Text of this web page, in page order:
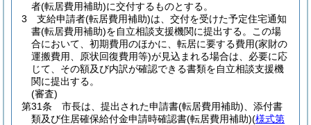
者(転居費用補助)に交付するものとする。
3
支給申請者(転居費用補助)は、交付を受けた予定住宅通知
書(転居費用補助)を自立相談支援機関に提出する。
この場
合において、初期費用のほかに、転居に要する費用(家財の
運搬費用、原状回復費用等)が見込まれる場合は、必要に応
じて、その額及び内訳が確認できる書類を自立相談支援機
関に提出する。
(審査)
第31条
市長は、提出された申請書(転居費用補助) 、添付書
類及び住居確保給付金申請時確認書(転居費用補助)(様式第